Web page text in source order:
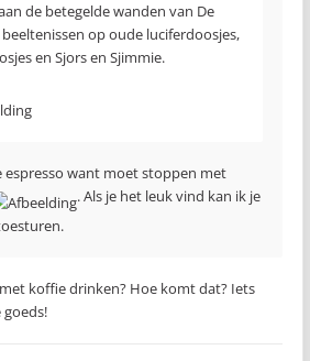
de betegelde wanden van De
op oude luciferdoosjes,
en Sjors en Sjimmie.
espresso want moet stoppen met
. Als je het leuk vind kan ik je
koffie drinken? Hoe komt dat? Iets
goeds!